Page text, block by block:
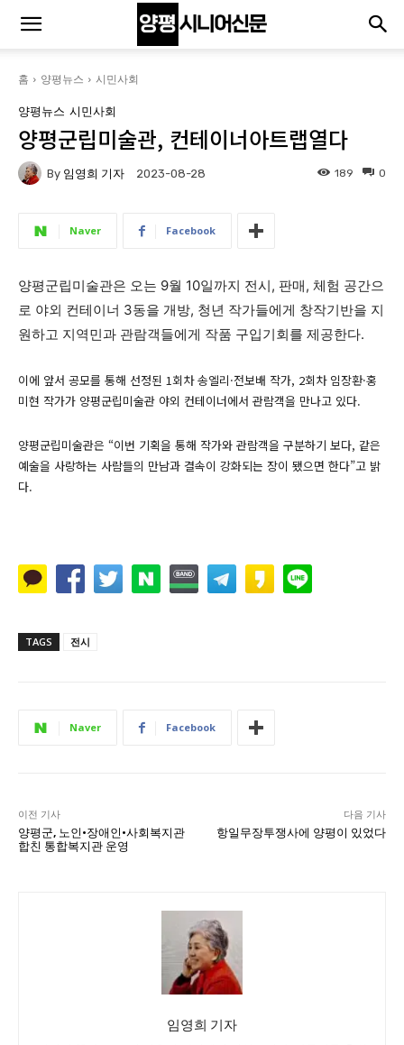
홈 양평뉴스 시민사회
양평뉴스 시민사회
양평군립미술관, 컨테이너아트랩열다
By 임영희 기자 2023-08-28 0
189
Naver Facebook
양평군립미술관은 오는 9월 10일까지 전시, 판매, 체험 공간으
로 야외 컨테이너 3동을 개방, 청년 작가들에게 창작기반을 지
원하고 지역민과 관람객들에게 작품 구입기회를 제공한다.
이에 앞서 공모를 통해 선정된 1회차 송엘리·전보배 작가, 2회차 임장환·홍
미현 작가가 양평군립미술관 야외 컨테이너에서 관람객을 만나고 있다.
양평군립미술관은 “이번 기획을 통해 작가와 관람객을 구분하기 보다, 같은
예술을 사랑하는 사람들의 만남과 결속이 강화되는 장이 됐으면 한다”고 밝
다.
TAGS 전시
Naver Facebook
이전 기사
양평군, 노인·장애인·사회복지관
합친 통합복지관 운영
다음 기사
항일무장투쟁사에 양평이 있었다
임영희 기자